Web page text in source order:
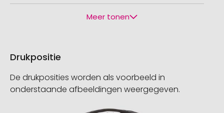
Meer tonen
Drukpositie
De drukposities worden als voorbeeld in
onderstaande afbeeldingen weergegeven.